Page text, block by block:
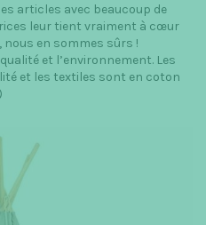
articles avec beaucoup de
leur tient vraiment à cœur
en sommes sûrs !
et l’environnement. Les
et les textiles sont en coton